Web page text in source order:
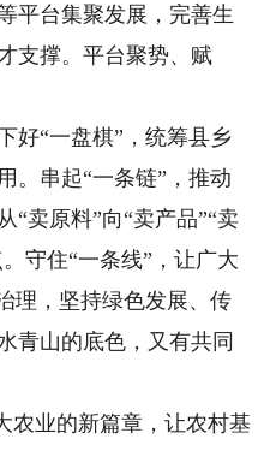
平台集聚发展，完善生
支撑。平台聚势、赋
“一盘棋”，统筹县乡
。串起“一条链”，推动
卖原料”向“卖产品”“卖
守住“一条线”，让广大
理，坚持绿色发展、传
青山的底色，又有共同
业的新篇章，让农村基